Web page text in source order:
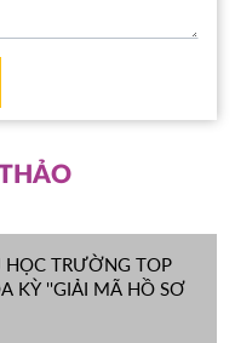
TRƯỜNG TOP
KỲ ''GIẢI MÃ HỒ SƠ